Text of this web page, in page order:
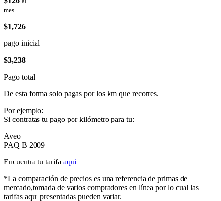
mes
$1,726
pago inicial
$3,238
Pago total
De esta forma solo pagas por los km que recorres.
Por ejemplo:
Si contratas tu pago por kilómetro para tu:
Aveo
PAQ B 2009
Encuentra tu tarifa aqui
*La comparación de precios es una referencia de primas de
mercado,tomada de varios compradores en línea por lo cual las
tarifas aqui presentadas pueden variar.